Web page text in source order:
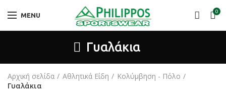
MENU 0
Γυαλάκια
Αρχική σελίδα Αθλητικά Είδη
Κολύμβηση - Πόλο
Γυαλάκια